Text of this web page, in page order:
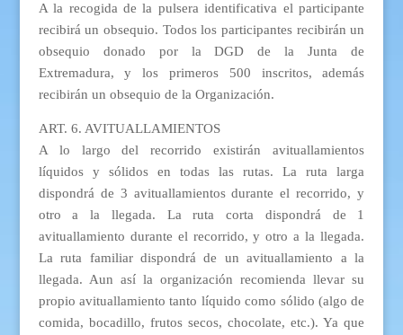
A la recogida de la pulsera identificativa el participante
recibirá un obsequio. Todos los participantes recibirán un
obsequio donado por la DGD de la Junta de
Extremadura, y los primeros 500 inscritos, además
recibirán un obsequio de la Organización.
ART. 6. AVITUALLAMIENTOS
A lo largo del recorrido existirán avituallamientos
líquidos y sólidos en todas las rutas. La ruta larga
dispondrá de 3 avituallamientos durante el recorrido, y
otro a la llegada. La ruta corta dispondrá de 1
avituallamiento durante el recorrido, y otro a la llegada.
La ruta familiar dispondrá de un avituallamiento a la
llegada. Aun así la organización recomienda llevar su
propio avituallamiento tanto líquido como sólido (algo de
comida, bocadillo, frutos secos, chocolate, etc.). Ya que